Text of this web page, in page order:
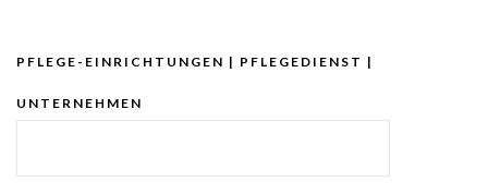
PFLEGE-EINRICHTUNGEN | PFLEGEDIENST |
UNTERNEHMEN